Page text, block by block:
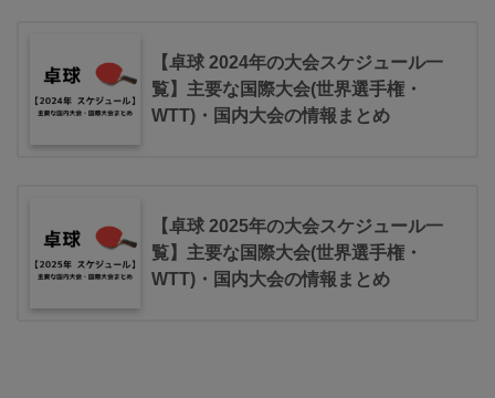
【卓球 2024年の大会スケジュール一
覧】主要な国際大会(世界選手権・
WTT)・国内大会の情報まとめ
【卓球 2025年の大会スケジュール一
覧】主要な国際大会(世界選手権・
WTT)・国内大会の情報まとめ